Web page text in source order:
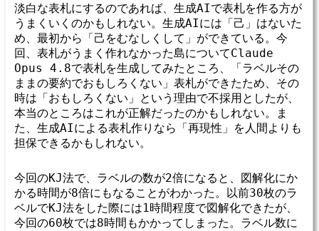
淡白な表札にするのであれば、生成AIで表札を作る方が
うまくいくのかもしれない。生成AIには「己」はないた
め、最初から「己をむなしくして」ができている。今
回、表札がうまく作れなかった島についてClaude
Opus 4.8で表札を生成してみたところ、「ラベルその
ままの要約でおもしろくない」表札ができたため、その
時は「おもしろくない」という理由で不採用としたが、
本当のところはこれが正解だったのかもしれない。ま
た、生成AIによる表札作りなら「再現性」を人間よりも
担保できるかもしれない。
今回のKJ法で、ラベルの数が2倍になると、図解化にか
かる時間が8倍にもなることがわかった。以前30枚のラ
ベルでKJ法をした際には1時間程度で図解化できたが、
今回の60枚では8時間もかかってしまった。ラベル数に